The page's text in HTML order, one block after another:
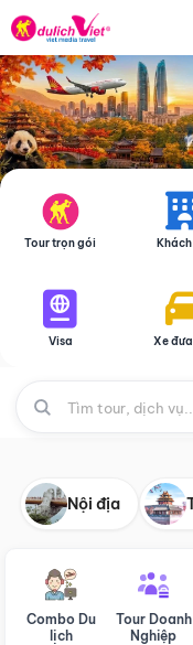
Tour trọn gói
Visa Xe
Nội địa
Combo Du
lịch
Tour Doanh
Nghiệp